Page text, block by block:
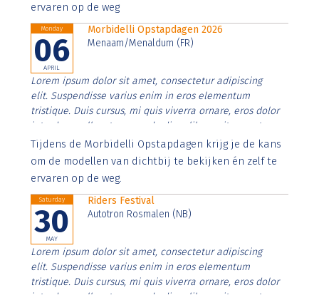
ervaren op de weg
Monday
06
APRIL
Morbidelli Opstapdagen 2026
Menaam/Menaldum (FR)
Lorem ipsum dolor sit amet, consectetur adipiscing
elit. Suspendisse varius enim in eros elementum
tristique. Duis cursus, mi quis viverra ornare, eros dolor
interdum nulla, ut commodo diam libero vitae erat.
Aenean faucibus nibh et justo cursus id rutrum lorem
imperdiet. Nunc ut sem vitae risus tristique posuere.
Tijdens de Morbidelli Opstapdagen krijg je de kans
om de modellen van dichtbij te bekijken én zelf te
ervaren op de weg.
Saturday
30
MAY
Riders Festival
Autotron Rosmalen (NB)
Lorem ipsum dolor sit amet, consectetur adipiscing
elit. Suspendisse varius enim in eros elementum
tristique. Duis cursus, mi quis viverra ornare, eros dolor
interdum nulla, ut commodo diam libero vitae erat.